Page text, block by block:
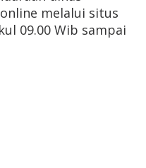
melalui situs
09.00 Wib sampai